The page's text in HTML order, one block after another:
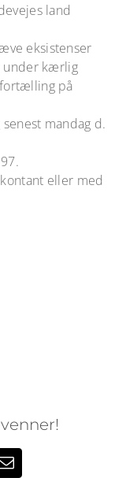
land
eksistenser
under kærlig
fortælling på
mandag d.
eller med
E-